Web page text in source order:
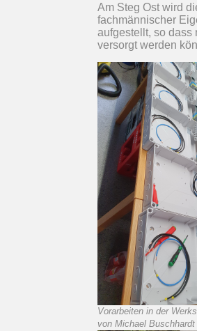
Am Steg Ost wird
fachmännischer
aufgestellt, so dass
versorgt werden
Vorarbeiten in der
von Michael Buschhardt